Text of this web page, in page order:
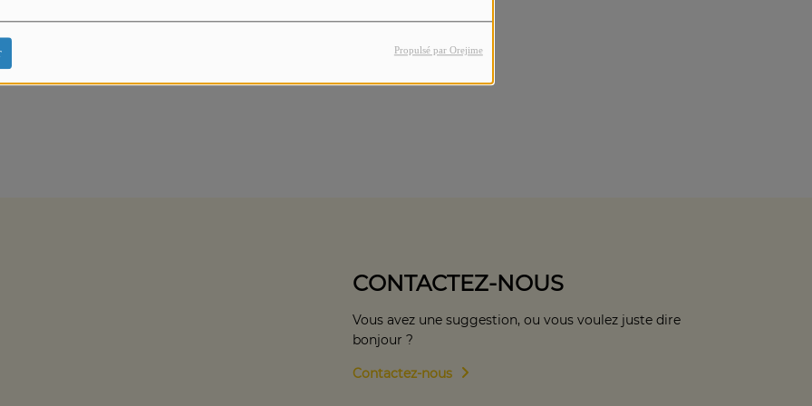
Propulsé par Orejime
du festival, Roman Doduik nous plonge dans son
et moments de vie.
CONTACTEZ-NOUS
Vous avez une suggestion, ou vous voulez juste dire
bonjour ?
Contactez-nous